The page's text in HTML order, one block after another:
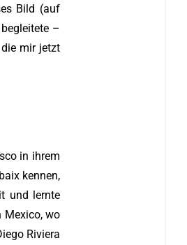
Bild (auf
–
mir jetzt
in ihrem
kennen,
und lernte
Mexico, wo
Riviera